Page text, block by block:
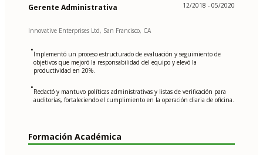
Gerente Administrativa 12/2018 - 05/2020
Innovative Enterprises Ltd, San Francisco, CA
•Implementó un proceso estructurado de evaluación y seguimiento de
objetivos que mejoró la responsabilidad del equipo y elevó la
productividad en 20%.
•Redactó y mantuvo políticas administrativas y listas de verificación para
auditorías, fortaleciendo el cumplimiento en la operación diaria de oficina.
Formación Académica